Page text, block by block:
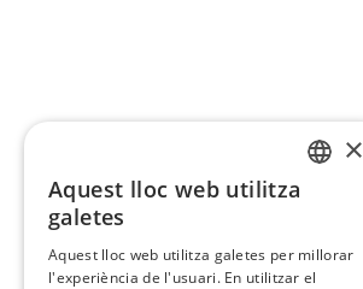
×
Aquest lloc web utilitza
galetes
Aquest lloc web utilitza galetes per millorar
l'experiència de l'usuari. En utilitzar el